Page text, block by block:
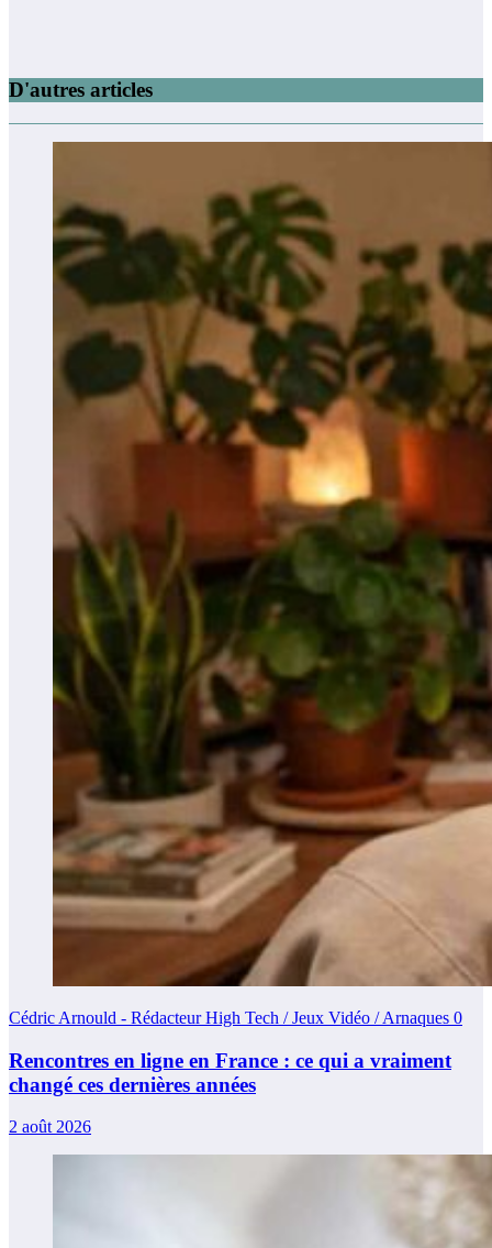
D'autres articles
Cédric Arnould - Rédacteur High Tech / Jeux Vidéo / Arnaques 0
Rencontres en ligne en France : ce qui a vraiment
changé ces dernières années
2 août 2026